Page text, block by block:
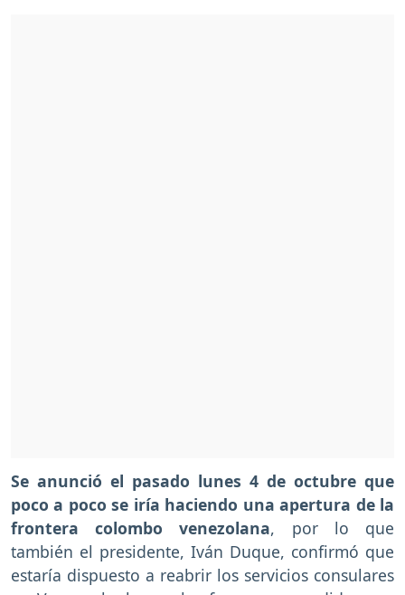
Se anunció el pasado lunes 4 de octubre que
poco a poco se iría haciendo una apertura de la
frontera colombo venezolana, por lo que
también el presidente, Iván Duque, confirmó que
estaría dispuesto a reabrir los servicios consulares